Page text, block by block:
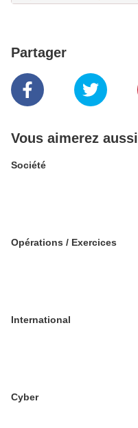
Partager
Vous aimerez aussi
Société
Opérations / Exercices
International
Cyber